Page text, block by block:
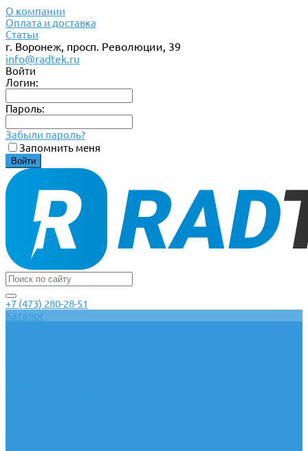
О компании
Оплата и доставка
Статьи
г. Воронеж, просп. Революции, 39
info@radtek.ru
Войти
Логин:
Пароль:
Забыли пароль?
Запомнить меня
+7 (473) 280-28-51
Каталог